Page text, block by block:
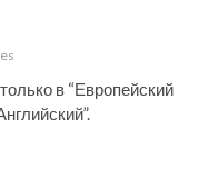
в “Европейский